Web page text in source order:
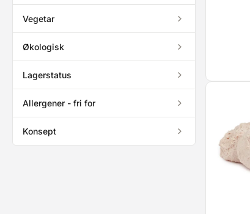
Vegetar
Økologisk
Lagerstatus
Allergener - fri for
Konsept